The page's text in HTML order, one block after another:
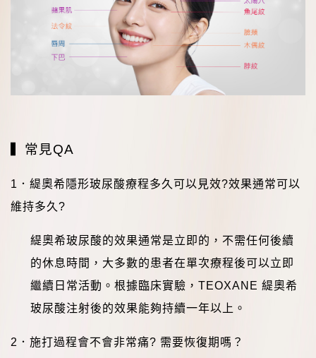
常見QA
1 ． 緹奧希隱形玻尿酸療程多久可以見效?效果通常可以
維持多久 ?
緹奧希玻尿酸的效果通常是立即的，不需任何後續
的休息時間，大多數的患者在單次療程後可以立即
繼續日常活動。根據臨床實驗， TEOXANE 緹奧希
玻尿酸注射後的效果能夠持續一年以上。
2 ． 施打過程會不會非常痛? 需要恢復期嗎？